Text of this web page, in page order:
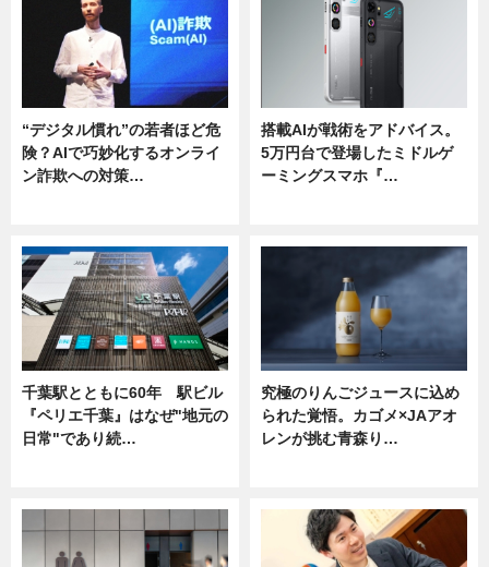
“デジタル慣れ”の若者ほど危
険？AIで巧妙化するオンライ
ン詐欺への対策…
搭載AIが戦術をアドバイス。
5万円台で登場したミドルゲ
ーミングスマホ『…
千葉駅とともに60年 駅ビル
『ペリエ千葉』はなぜ"地元の
日常"であり続…
究極のりんごジュースに込め
られた覚悟。カゴメ×JAアオ
レンが挑む青森り…